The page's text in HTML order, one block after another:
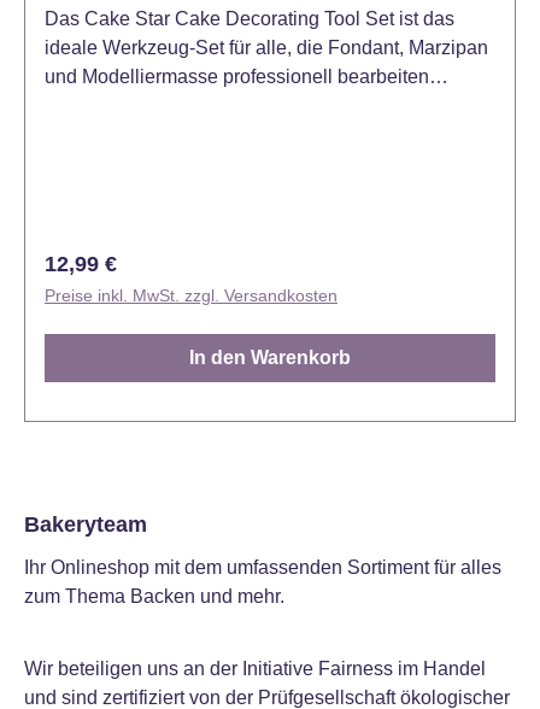
Das Cake Star Cake Decorating Tool Set ist das
ideale Werkzeug-Set für alle, die Fondant, Marzipan
und Modelliermasse professionell bearbeiten
Inhalt: 8 Modelliergeräte, 1 Smoother und 1 kleines
Nudelholz. Jetzt bestellen und deine
Tortendekoration mit professionellem Werkzeug
Regulärer Preis:
12,99 €
Preise inkl. MwSt. zzgl. Versandkosten
In den Warenkorb
Bakeryteam
Ihr Onlineshop mit dem umfassenden Sortiment für alles
zum Thema Backen und mehr.
Wir beteiligen uns an der Initiative Fairness im Handel
und sind zertifiziert von der Prüfgesellschaft ökologischer